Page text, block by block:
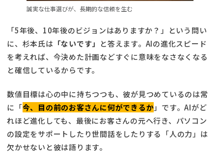
誠実な仕事選びが、長期的な信頼を生む
「5年後、10年後のビジョンはありますか？」という問い
に、杉本氏は 「ないです」
と答えます。AIの進化スピード
を考えれば、今決めた計画などすぐに意味をなさなくなる
と確信しているからです。
数値目標は心の中に持ちつつも、彼が見つめているのは常
に「今、目の前のお客さんに何ができるか」です。AIがど
れほど進化しても、最後にお客さんの元へ行き、パソコン
の設定をサポートしたり世間話をしたりする「人の力」は
欠かせないと彼は語ります。